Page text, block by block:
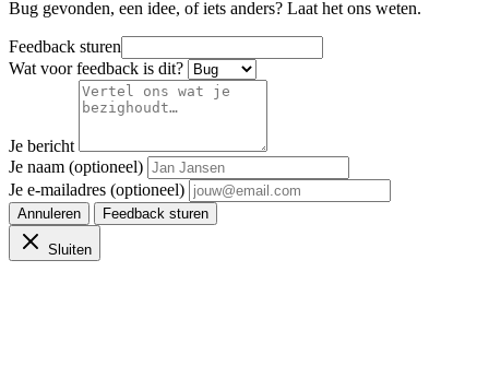
Bug gevonden, een idee, of iets anders? Laat het ons weten.
Feedback sturen
Wat voor feedback is dit?
Je bericht
Je naam (optioneel)
Je e-mailadres (optioneel)
Annuleren Feedback sturen
Sluiten